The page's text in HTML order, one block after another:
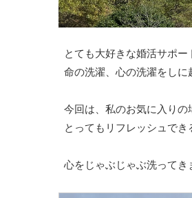
とても大好きな婚活サポー
命の洗濯、心の洗濯をしに
今回は、私のお気に入りの
とってもリフレッシュでき
心をじゃぶじゃぶ洗ってき